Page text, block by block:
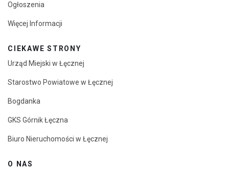
Ogłoszenia
Więcej Informacji
CIEKAWE STRONY
Urząd Miejski w Łęcznej
Starostwo Powiatowe w Łęcznej
Bogdanka
GKS Górnik Łęczna
Biuro Nieruchomości w Łęcznej
O NAS